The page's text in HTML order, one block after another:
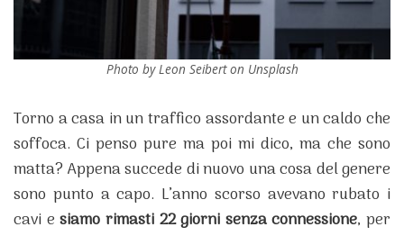
Photo by Leon Seibert on Unsplash
Torno a casa in un traffico assordante e un caldo che
soffoca. Ci penso pure ma poi mi dico, ma che sono
matta? Appena succede di nuovo una cosa del genere
sono punto a capo. L’anno scorso avevano rubato i
cavi esiamo rimasti 22 giorni senza connessione, per